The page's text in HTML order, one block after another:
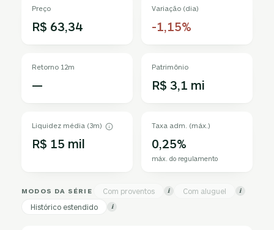
Preço
R$ 63,34
Variação (dia)
-1,15%
Retorno 12m
—
Patrimônio
R$ 3,1 mi
Liquidez média (3m)
R$ 15 mil
Taxa adm. (máx.)
0,25%
máx. do regulamento
MODOS DA SÉRIE Com proventos i Com aluguel i
Histórico estendido i